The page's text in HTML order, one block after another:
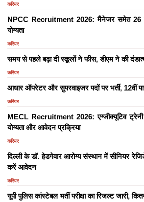
करियर
NPCC Recruitment 2026: मैनेजर समेत 26
योग्यता
करियर
समय से पहले बढ़ा दी स्कूलों ने फीस, डीएम ने की
करियर
आधार ऑपरेटर और सुपरवाइजर पदों पर भर्ती, 12वीं
करियर
MECL Recruitment 2026: एग्जीक्यूटिव ट्रेनी
योग्यता और आवेदन प्रक्रिया
करियर
दिल्ली के डॉ. हेडगेवार आरोग्य संस्थान में सीनियर
करें आवेदन
करियर
यूपी पुलिस कांस्टेबल भर्ती परीक्षा का रिजल्ट जारी,